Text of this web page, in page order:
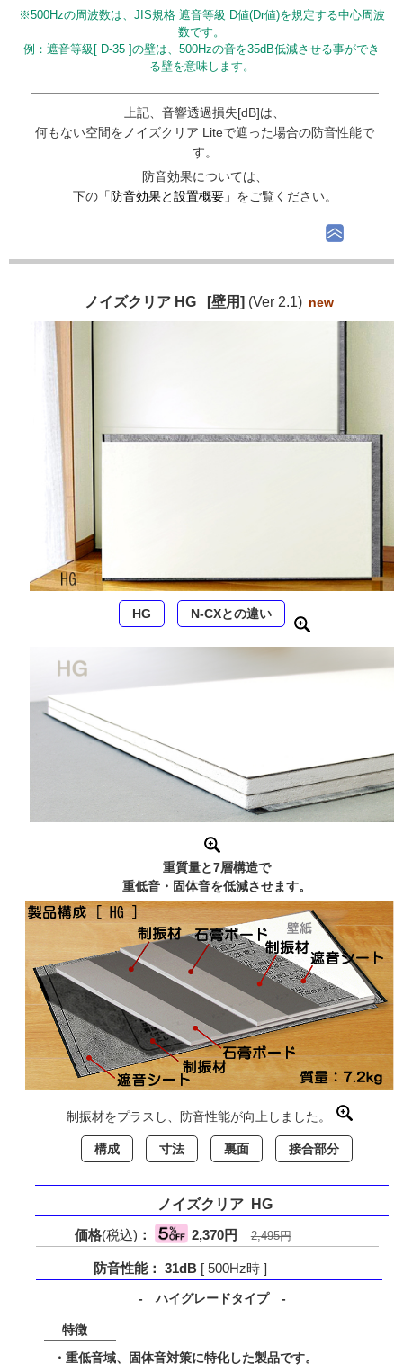
※500Hzの周波数は、JIS規格 遮音等級 D値(Dr値)を規定する中心周波
数です。
例：遮音等級[ D-35 ]の壁は、500Hzの音を35dB低減させる事ができ
る壁を意味します。
上記、音響透過損失[dB]は、
何もない空間をノイズクリア Liteで遮った場合の防音性能で
す。
防音効果については、
下の「防音効果と設置概要」 をご覧ください。
ノイズクリア HG [壁用] (Ver 2.1) new
HG N-CXとの違い
重質量と7層構造で
重低音・固体音を低減させます。
制振材をプラスし、防音性能が向上しました。
構成 寸法 裏面 接合部分
ノイズクリア HG
価格(税込) ： 2,370円2,495円
防音性能： 31dB [ 500Hz時 ]
- ハイグレードタイプ -
特徴
・重低音域、固体音対策に特化した製品です。